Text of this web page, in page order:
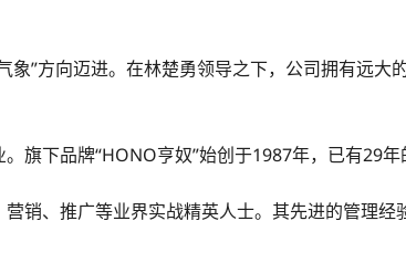
”方向迈进。在林楚勇领导之下，公司拥有远
旗下品牌“HONO亨奴”始创于1987年，已有29年
销、推广等业界实战精英人士。其先进的管理